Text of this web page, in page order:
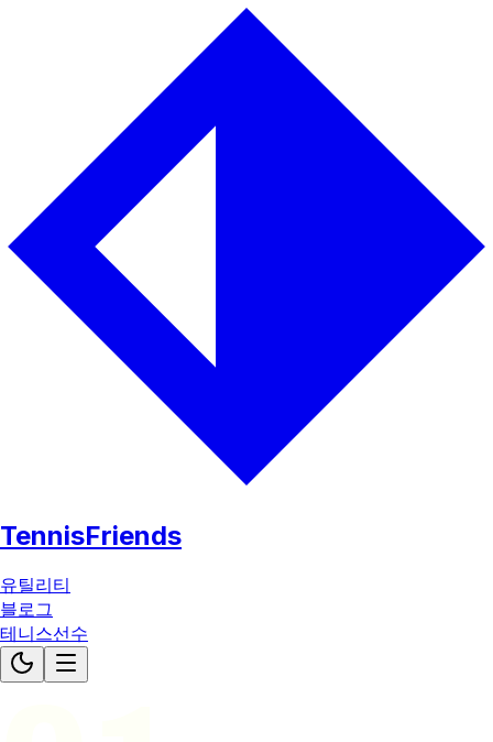
TennisFriends
유틸리티
블로그
테니스선수